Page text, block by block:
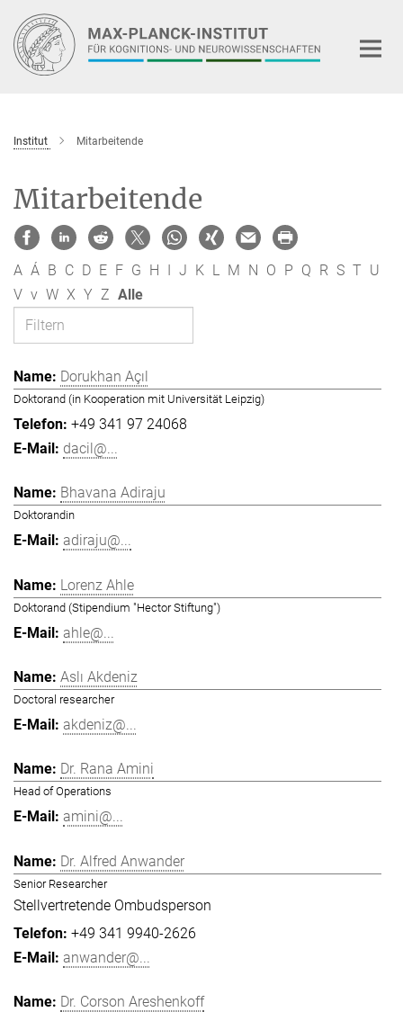
Hauptinhalt
Institut Mitarbeitende
Mitarbeitende
A Á B C D E F G H J K L M N O P Q R S T U
V v W X Y Z Alle
Dorukhan Açıl
Doktorand (in Kooperation mit Universität Leipzig)
+49 341 97 24068
dacil@...
Bhavana Adiraju
Doktorandin
adiraju@...
Lorenz Ahle
Doktorand (Stipendium "Hector Stiftung")
ahle@...
Aslı Akdeniz
Doctoral researcher
akdeniz@...
Dr. Rana Amini
Head of Operations
amini@...
Dr. Alfred Anwander
Senior Researcher
Stellvertretende Ombudsperson
+49 341 9940-2626
anwander@...
Dr. Corson Areshenkoff